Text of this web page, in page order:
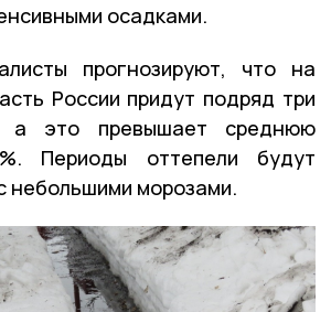
осадками.
прогнозируют, что на
России придут подряд три
а это превышает среднюю
Периоды оттепели будут
небольшими морозами.